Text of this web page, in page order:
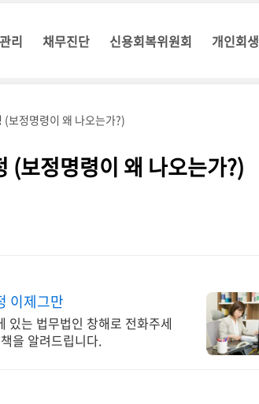
리 채무진단 신용회복위원회 개인회생
(보정명령이 왜 나오는가?)
(보정명령이 왜 나오는가?)
이제그만
있는 법무법인 창해로 전화주세
을 알려드립니다.